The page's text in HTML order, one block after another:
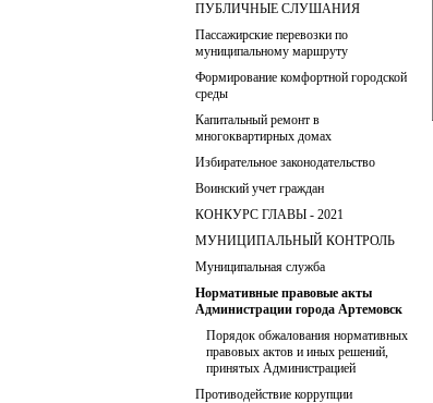
ПУБЛИЧНЫЕ СЛУШАНИЯ
Пассажирские перевозки по
муниципальному маршруту
Формирование комфортной городской
среды
Капитальный ремонт в
многоквартирных домах
Избирательное законодательство
Воинский учет граждан
КОНКУРС ГЛАВЫ - 2021
МУНИЦИПАЛЬНЫЙ КОНТРОЛЬ
Муниципальная служба
Нормативные правовые акты
Администрации города Артемовск
Порядок обжалования нормативных
правовых актов и иных решений,
принятых Администрацией
Противодействие коррупции